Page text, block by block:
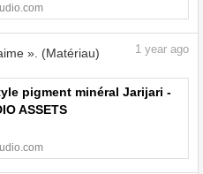
». (Matériau) 1 year ago
pigment minéral Jarijari -
ASSETS